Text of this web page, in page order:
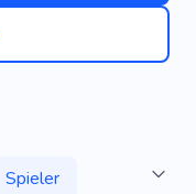
Spieler